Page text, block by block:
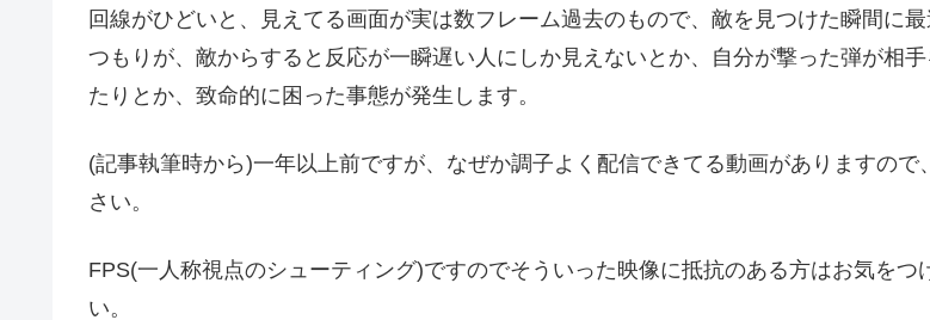
回線がひどいと、見えてる画面が実は数フレーム過去のもので、敵を見つけた瞬間に
つもりが、敵からすると反応が一瞬遅い人にしか見えないとか、自分が撃った弾が相
たりとか、致命的に困った事態が発生します。
(記事執筆時から)一年以上前ですが、なぜか調子よく配信できてる動画がありますので
さい。
FPS(一人称視点のシューティング)ですのでそういった映像に抵抗のある方はお気をつ
い。